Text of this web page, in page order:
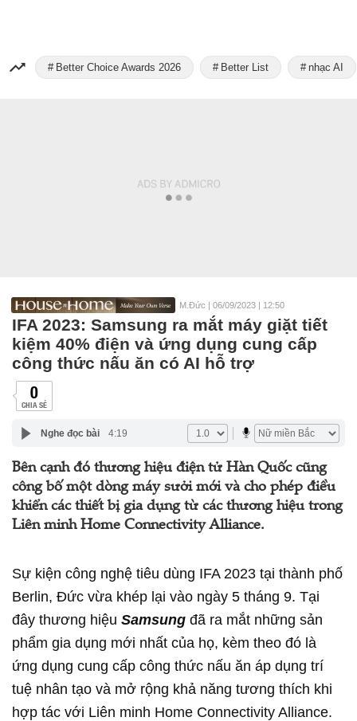
Better Choice Awards 2026 Better List nhạc AI
M.Đức | 06/09/2023 | 12:50
IFA 2023: Samsung ra mắt máy giặt tiết
kiệm 40% điện và ứng dụng cung cấp
công thức nấu ăn có AI hỗ trợ
0
CHIA SẺ
Nghe đọc bài 4:19
Bên cạnh đó thương hiệu điện tử Hàn Quốc cũng
công bố một dòng máy sưởi mới và cho phép điều
khiển các thiết bị gia dụng từ các thương hiệu trong
Liên minh Home Connectivity Alliance.
Sự kiện công nghệ tiêu dùng IFA 2023 tại thành phố
Berlin, Đức vừa khép lại vào ngày 5 tháng 9. Tại
đây thương hiệu Samsung đã ra mắt những sản
phẩm gia dụng mới nhất của họ, kèm theo đó là
ứng dụng cung cấp công thức nấu ăn áp dụng trí
tuệ nhân tạo và mở rộng khả năng tương thích khi
hợp tác với Liên minh Home Connectivity Alliance.